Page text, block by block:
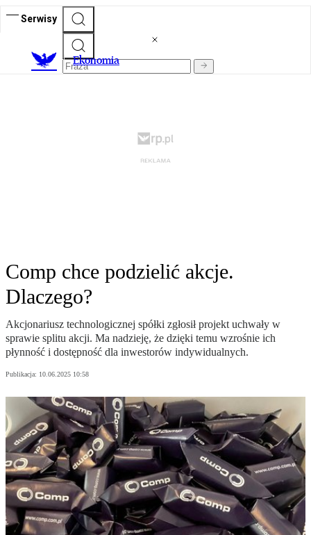
Serwisy
Ekonomia
Comp chce podzielić akcje.
Dlaczego?
Akcjonariusz technologicznej spółki zgłosił projekt uchwały w
sprawie splitu akcji. Ma nadzieję, że dzięki temu wzrośnie ich
płynność i dostępność dla inwestorów indywidualnych.
Publikacja: 10.06.2025 10:58